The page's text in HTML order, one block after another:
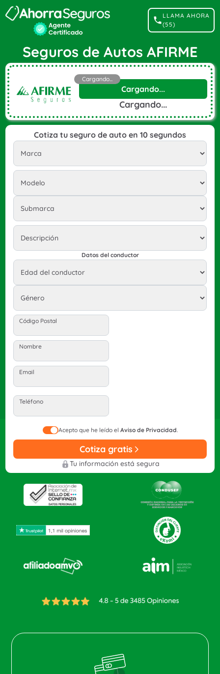
LLAMA AHORA
(55)
Seguros de Autos AFIRME
Cargando...
Cargando...
Cargando...
Cotiza tu seguro de auto en 10 segundos
Datos del conductor
Código Postal
Nombre
Email
Teléfono
Acepto que he leído el Aviso de Privacidad.
Cotiza gratis
Tu información está segura